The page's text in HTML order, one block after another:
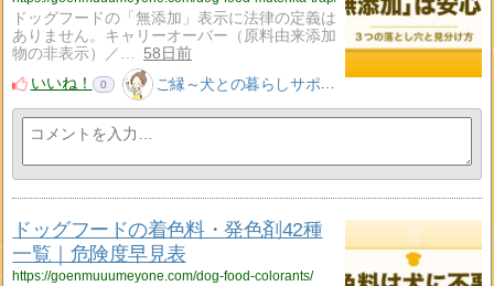
ドッグフードの「無添加」表示に法律の定義は
ありません。キャリーオーバー（原料由来添加
物の非表示）／…
58日前
いいね！
0 ご縁～犬との暮らしサポート～
ドッグフードの着色料・発色剤42種
一覧｜危険度早見表
https://goenmuuumeyone.com/dog-food-colorants/